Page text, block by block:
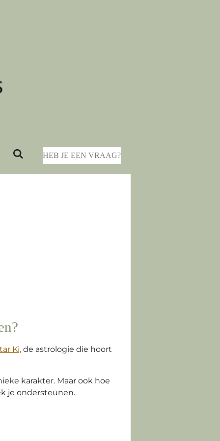
HEB JE EEN VRAAG?
Ki, de astrologie die hoort
karakter. Maar ook hoe
je ondersteunen.